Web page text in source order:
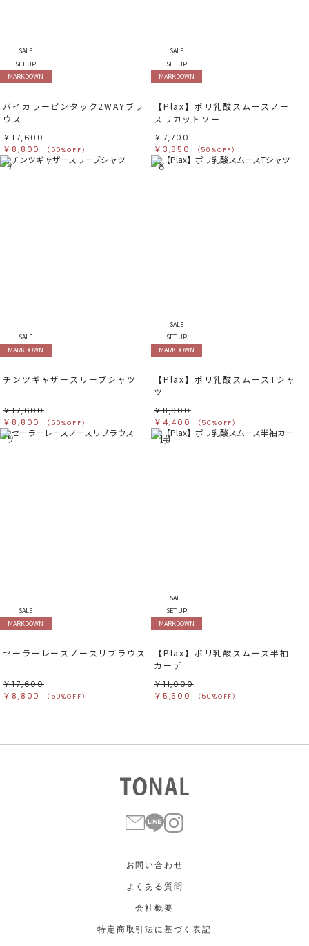
SALE
SET UP
MARKDOWN
バイカラーピンタック2WAYブラ
ウス
￥17,600
￥8,800
（50%OFF）
SALE
SET UP
MARKDOWN
【Plax】ポリ乳酸スムースノー
スリカットソー
￥7,700
￥3,850
（50%OFF）
7
SALE
MARKDOWN
チンツギャザースリーブシャツ
￥17,600
￥8,800
（50%OFF）
8
SALE
SET UP
MARKDOWN
【Plax】ポリ乳酸スムースTシャ
ツ
￥8,800
￥4,400
（50%OFF）
9
SALE
MARKDOWN
セーラーレースノースリブラウス
￥17,600
￥8,800
（50%OFF）
10
SALE
SET UP
MARKDOWN
【Plax】ポリ乳酸スムース半袖
カーデ
￥11,000
￥5,500
（50%OFF）
お問い合わせ
よくある質問
会社概要
特定商取引法に基づく表記